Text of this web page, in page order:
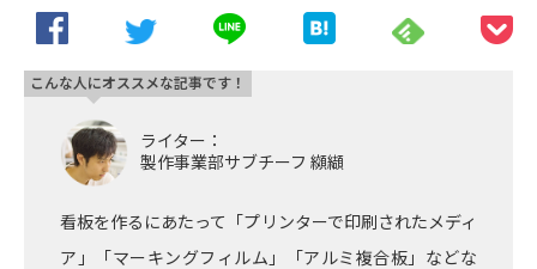
ライター：
製作事業部サブチーフ 纐纈
看板を作るにあたって「プリンターで印刷されたメディ
ア」「マーキングフィルム」「アルミ複合板」などな
こんな人にオススメな記事です！